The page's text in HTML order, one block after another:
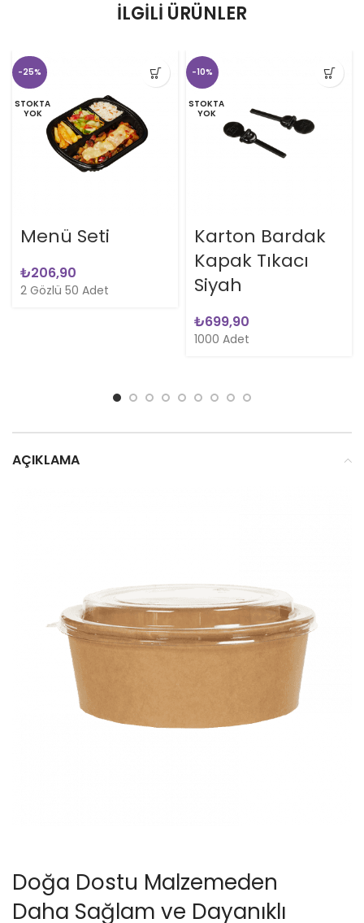
İLGILI ÜRÜNLER
-25%
STOKTA
YOK
Menü Seti
₺
2 Gözlü 50 Adet
-10%
STOKTA
YOK
Karton Bardak
Kapak Tıkacı
Siyah
₺
1000 Adet
AÇIKLAMA
Doğa Dostu Malzemeden
Daha Sağlam ve Dayanıklı